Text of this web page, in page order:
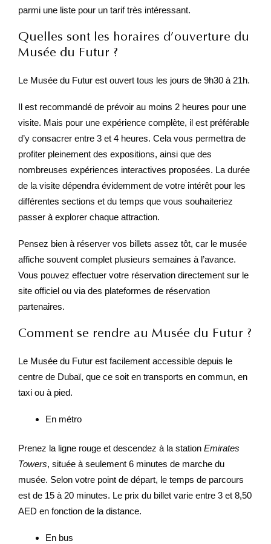
parmi une liste pour un tarif très intéressant.
Quelles sont les horaires d’ouverture du
Musée du Futur ?
Le Musée du Futur est ouvert tous les jours de 9h30 à 21h.
Il est recommandé de prévoir au moins 2 heures pour une
visite. Mais pour une expérience complète, il est préférable
d’y consacrer entre 3 et 4 heures. Cela vous permettra de
profiter pleinement des expositions, ainsi que des
nombreuses expériences interactives proposées. La durée
de la visite dépendra évidemment de votre intérêt pour les
différentes sections et du temps que vous souhaiteriez
passer à explorer chaque attraction.
Pensez bien à réserver vos billets assez tôt, car le musée
affiche souvent complet plusieurs semaines à l’avance.
Vous pouvez effectuer votre réservation directement sur le
site officiel ou via des plateformes de réservation
partenaires.
Comment se rendre au Musée du Futur ?
Le Musée du Futur est facilement accessible depuis le
centre de Dubaï, que ce soit en transports en commun, en
taxi ou à pied.
En métro
Prenez la ligne rouge et descendez à la station Emirates
Towers, située à seulement 6 minutes de marche du
musée. Selon votre point de départ, le temps de parcours
est de 15 à 20 minutes. Le prix du billet varie entre 3 et 8,50
AED en fonction de la distance.
En bus